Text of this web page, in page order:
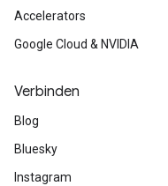
Accelerators
Google Cloud & NVIDIA
Verbinden
Blog
Bluesky
Instagram